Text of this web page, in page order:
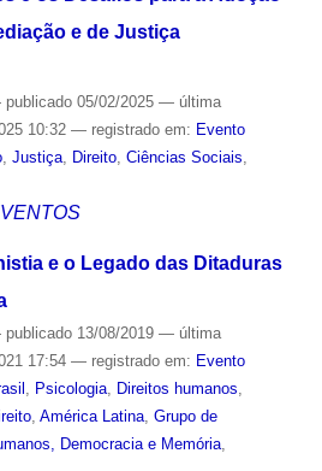
e de Justiça
publicado05/02/2025 — última
10:32 — registrado em: Evento
, Justiça, Direito, Ciências Sociais
e o Legado das Ditaduras
publicado13/08/2019 — última
17:54 — registrado em: Evento
, Psicologia, Direitos humanos,
, América Latina, Grupo de
Democracia e Memória,